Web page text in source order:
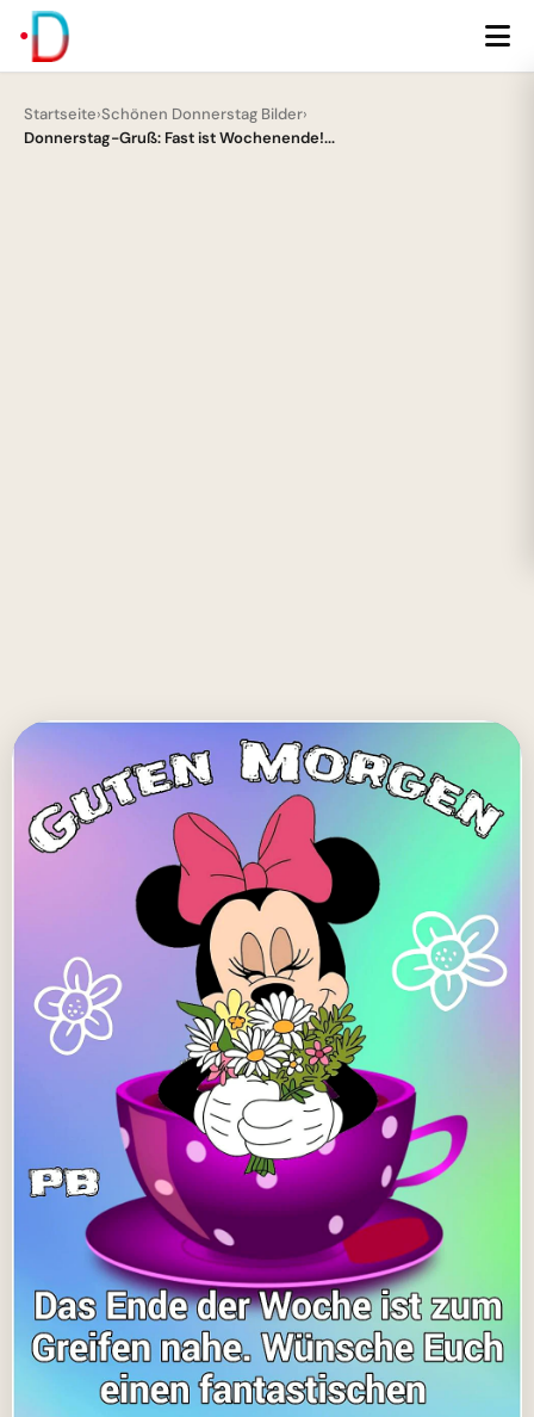
Startseite›Schönen Donnerstag Bilder›
Donnerstag-Gruß: Fast ist Wochenende!...